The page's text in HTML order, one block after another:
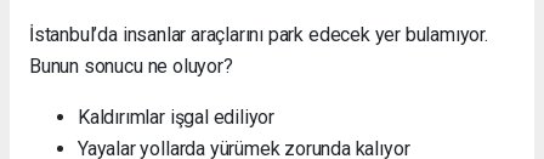
İstanbul’da insanlar araçlarını park edecek yer bulamıyor.
Bunun sonucu ne oluyor?
Kaldırımlar işgal ediliyor
Yayalar yollarda yürümek zorunda kalıyor